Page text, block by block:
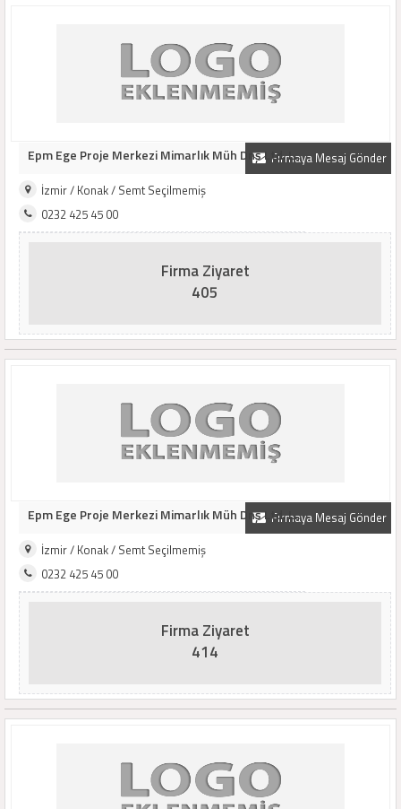
Firmaya Mesaj Gönder
Epm Ege Proje Merkezi Mimarlık Müh Dnş Ltd. L..
İzmir / Konak / Semt Seçilmemiş
0232 425 45 00
Firma Ziyaret
405
Firmaya Mesaj Gönder
Epm Ege Proje Merkezi Mimarlık Müh Dnş Ltd. L..
İzmir / Konak / Semt Seçilmemiş
0232 425 45 00
Firma Ziyaret
414